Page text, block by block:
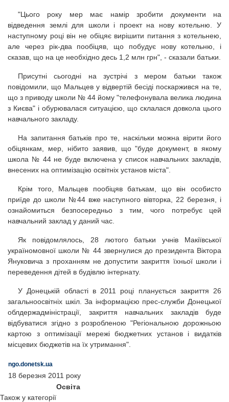
"Цього року мер має намір зробити документи на
відведення землі для школи і проект на нову котельню. У
наступному році він не обіцяє вирішити питання з котельнею,
але через рік-два пообіцяв, що побудує нову котельню, і
сказав, що на це необхідно десь 1,2 млн грн", - сказали батьки.
Присутні сьогодні на зустрічі з мером батьки також
повідомили, що Мальцев у відвертій бесіді поскаржився на те,
що з приводу школи № 44 йому "телефонувала велика людина
з Києва" і обурювалася ситуацією, що склалася довкола цього
навчального закладу.
На запитання батьків про те, наскільки можна вірити його
обіцянкам, мер, нібито заявив, що "буде документ, в якому
школа № 44 не буде включена у список навчальних закладів,
внесених на оптимізацію освітніх установ міста".
Крім того, Мальцев пообіцяв батькам, що він особисто
приїде до школи №44 вже наступного вівторка, 22 березня, і
ознайомиться безпосередньо з тим, чого потребує цей
навчальний заклад у даний час.
Як повідомлялось, 28 лютого батьки учнів Макіївської
україномовної школи № 44 звернулися до президента Віктора
Януковича з проханням не допустити закриття їхньої школи і
переведення дітей в будівлю інтернату.
У Донецькій області в 2011 році планується закриття 26
загальноосвітніх шкіл. За інформацією прес-служби Донецької
облдержадміністрації, закриття навчальних закладів буде
відбуватися згідно з розробленою "Регіональною дорожньою
картою з оптимізації мережі бюджетних установ і видатків
місцевих бюджетів на їх утримання".
ngo.donetsk.ua
18 березня 2011 року
Також у категорії
Освіта